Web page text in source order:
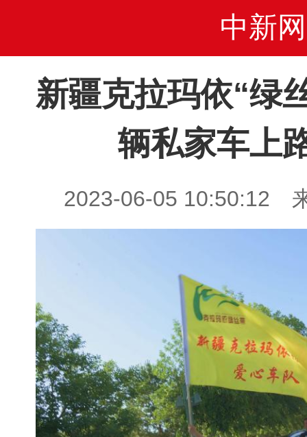
中新网
新疆克拉玛依“绿
辆私家车上
2023-06-05 10:50:12